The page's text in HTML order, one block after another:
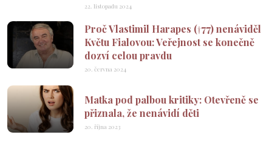
22. listopadu 2024
Proč Vlastimil Harapes (†77) nenáviděl
Květu Fialovou: Veřejnost se konečně
dozví celou pravdu
20. června 2024
Matka pod palbou kritiky: Otevřeně se
přiznala, že nenávidí děti
20. října 2023